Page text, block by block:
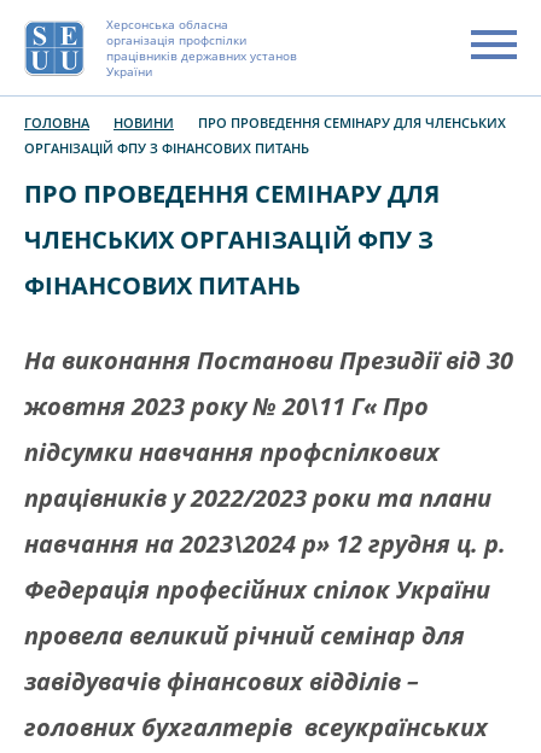
Херсонська обласна
організація профспілки
працівників державних установ
України
ГОЛОВНА НОВИНИ
ПРО ПРОВЕДЕННЯ СЕМІНАРУ ДЛЯ ЧЛЕНСЬКИХ
ОРГАНІЗАЦІЙ ФПУ З ФІНАНСОВИХ ПИТАНЬ
ПРО ПРОВЕДЕННЯ СЕМІНАРУ ДЛЯ
ЧЛЕНСЬКИХ ОРГАНІЗАЦІЙ ФПУ З
ФІНАНСОВИХ ПИТАНЬ
На виконання Постанови Президії від 30
жовтня 2023 року № 20\11 Г« Про
підсумки навчання профспілкових
працівників у 2022/2023 роки та плани
навчання на 2023\2024 р» 12 грудня ц. р.
Федерація професійних спілок України
провела великий річний семінар для
завідувачів фінансових відділів –
головних бухгалтерів всеукраїнських